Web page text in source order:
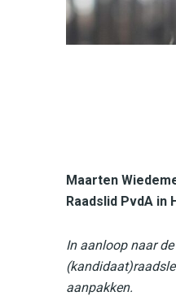
Maarten
Raadslid PvdA in
In aanloop naar
aanpakken.